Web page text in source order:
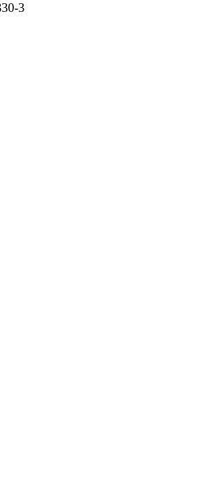
3